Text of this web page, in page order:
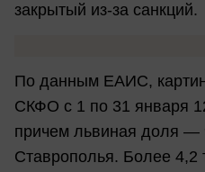
закрытый из-за санкций.
По данным ЕАИС,
СКФО с 1 по 31 января
причем львиная доля
Ставрополья. Более 4,2